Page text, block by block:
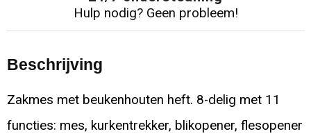
Hulp nodig? Geen probleem!
Beschrijving
Zakmes met beukenhouten heft. 8-delig met 11
functies: mes, kurkentrekker, blikopener, flesopener